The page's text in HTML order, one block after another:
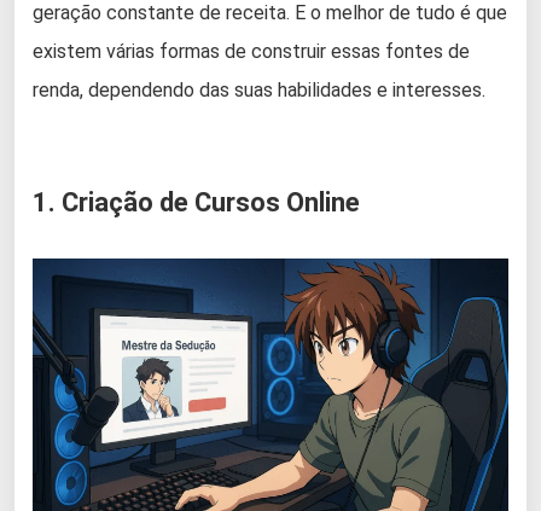
geração constante de receita. E o melhor de tudo é que
existem várias formas de construir essas fontes de
renda, dependendo das suas habilidades e interesses.
1. Criação de Cursos Online